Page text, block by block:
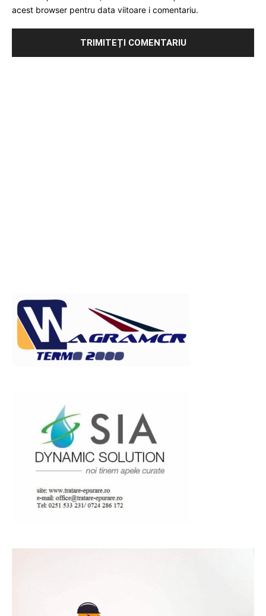
acest browser pentru data viitoare i comentariu.